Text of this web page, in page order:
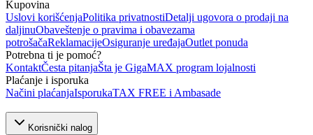
Kupovina
Uslovi korišćenjaPolitika privatnostiDetalji ugovora o prodaji na
daljinuObaveštenje o pravima i obavezama
potrošačaReklamacijeOsiguranje uređajaOutlet ponuda
Potrebna ti je pomoć?
KontaktČesta pitanjaŠta je GigaMAX program lojalnosti
Plaćanje i isporuka
Načini plaćanjaIsporukaTAX FREE i Ambasade
Korisnički nalog